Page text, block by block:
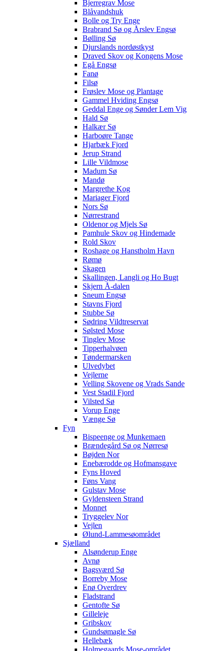
Bjerregrav Mose
Blåvandshuk
Bolle og Try Enge
Brabrand Sø og Årslev Engsø
Bølling Sø
Djurslands nordøstkyst
Draved Skov og Kongens Mose
Egå Engsø
Fanø
Filsø
Frøslev Mose og Plantage
Gammel Hviding Engsø
Geddal Enge og Sønder Lem Vig
Hald Sø
Halkær Sø
Harboøre Tange
Hjarbæk Fjord
Jerup Strand
Lille Vildmose
Madum Sø
Mandø
Margrethe Kog
Mariager Fjord
Nors Sø
Nørrestrand
Oldenor og Mjels Sø
Pamhule Skov og Hindemade
Rold Skov
Roshage og Hanstholm Havn
Rømø
Skagen
Skallingen, Langli og Ho Bugt
Skjern Å-dalen
Sneum Engsø
Stavns Fjord
Stubbe Sø
Sødring Vildtreservat
Sølsted Mose
Tinglev Mose
Tipperhalvøen
Tøndermarsken
Ulvedybet
Vejlerne
Velling Skovene og Vrads Sande
Vest Stadil Fjord
Vilsted Sø
Vorup Enge
Vænge Sø
Fyn
Bispeenge og Munkemaen
Brændegård Sø og Nørresø
Bøjden Nor
Enebærodde og Hofmansgave
Fyns Hoved
Føns Vang
Gulstav Mose
Gyldensteen Strand
Monnet
Tryggelev Nor
Vejlen
Ølund-Lammesøområdet
Sjælland
Alsønderup Enge
Avnø
Bagsværd Sø
Borreby Mose
Enø Overdrev
Fladstrand
Gentofte Sø
Gilleleje
Gribskov
Gundsømagle Sø
Hellebæk
Holmegaards Mose-området